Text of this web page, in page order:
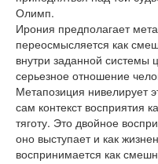
Олимп.
Ирония предполагает
переосмысляется как
внутри заданной системы
серьезное отношение
Метапозиция нивелирует
сам контекст восприятия
тяготу. Это двойное
оно выступает и как
воспринимается как